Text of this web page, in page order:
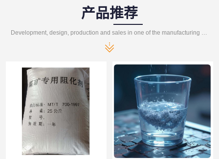
产品推荐
Development, design, production and sales in one of the manufacturing enterprises